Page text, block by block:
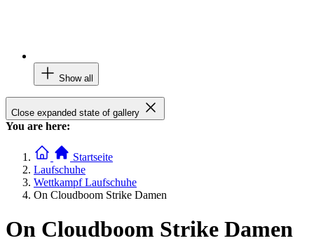
Show all
Close expanded state of gallery
You are here:
Startseite
Laufschuhe
Wettkampf Laufschuhe
On Cloudboom Strike Damen
On Cloudboom Strike Damen